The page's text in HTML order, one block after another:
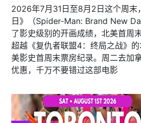
2026年7月31日至8月2日这个周末
日》（Spider-Man: Brand New
了影史级别的开画成绩，北美首周
超越《复仇者联盟4：终局之战》
美影史首周末票房纪录。周二去加
优惠，千万不要错过这部电影